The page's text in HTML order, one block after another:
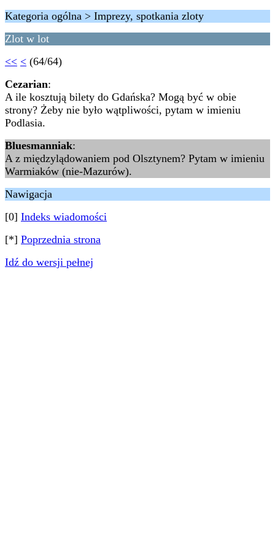
Kategoria ogólna > Imprezy, spotkania zloty
Zlot w lot
<< < (64/64)
Cezarian:
A ile kosztują bilety do Gdańska? Mogą być w obie
strony? Żeby nie było wątpliwości, pytam w imieniu
Podlasia.
Bluesmanniak:
A z międzylądowaniem pod Olsztynem? Pytam w imieniu
Warmiaków (nie-Mazurów).
Nawigacja
[0] Indeks wiadomości
[*] Poprzednia strona
Idź do wersji pełnej